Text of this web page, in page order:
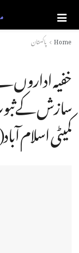
Home پاکستان
خفیہ اداروں
سازش کے
کمیٹی اسلام